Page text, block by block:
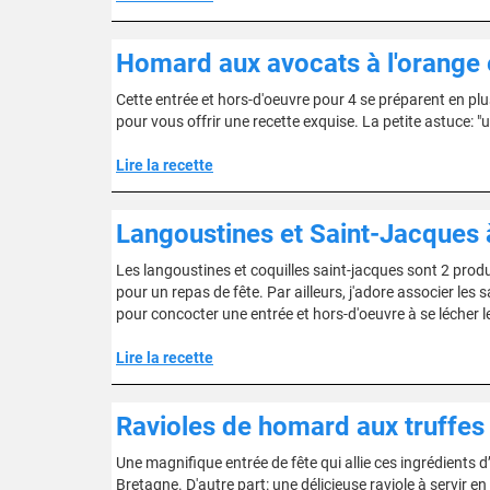
Homard aux avocats à l'orange
Cette entrée et hors-d'oeuvre pour 4 se préparent en
pour vous offrir une recette exquise. La petite astuce:
Lire la recette
Langoustines et Saint-Jacques
Les langoustines et coquilles saint-jacques sont 2
pour un repas de fête. Par ailleurs, j'adore associer les
pour concocter une entrée et hors-d'oeuvre à se lécher
Lire la recette
Ravioles de homard aux
Une magnifique entrée de fête qui allie ces ingrédients
Bretagne. D'autre part: une délicieuse raviole à servir